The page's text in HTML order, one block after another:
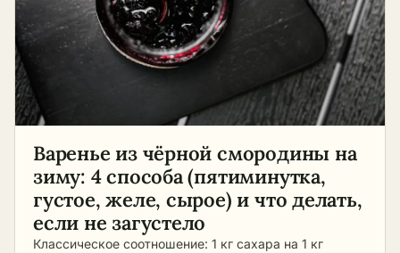
Варенье из чёрной смородины на
зиму: 4 способа (пятиминутка,
густое, желе, сырое) и что делать,
если не загустело
Классическое соотношение: 1 кг сахара на 1 кг